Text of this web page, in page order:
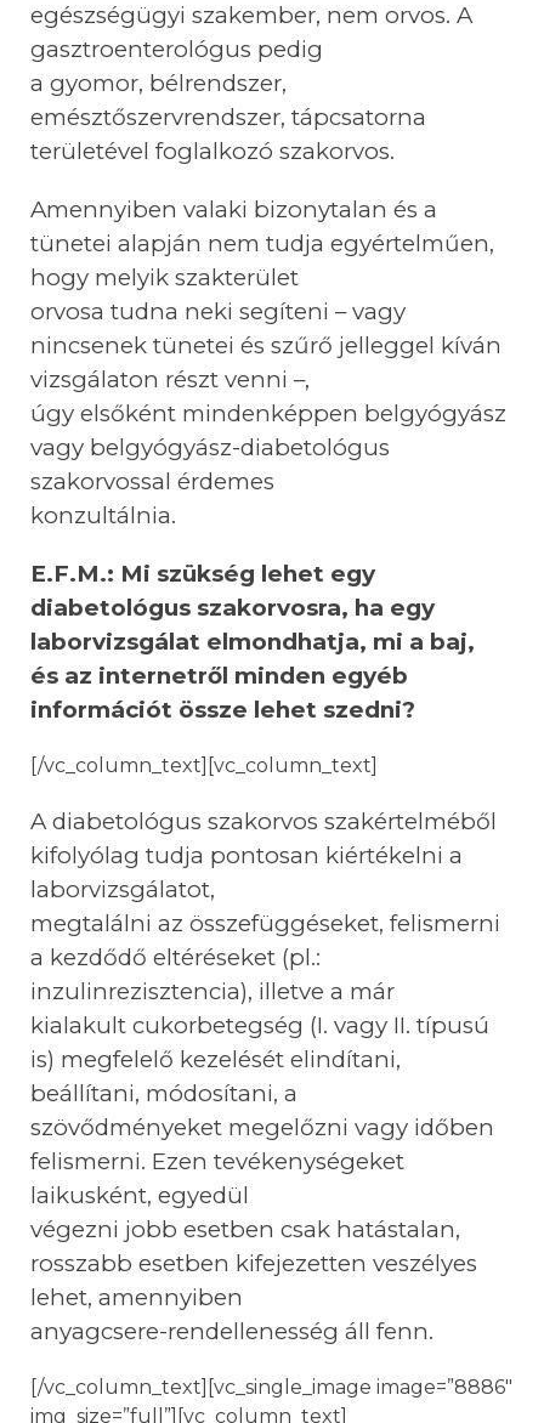
egészségügyi szakember, nem orvos. A
gasztroenterológus pedig
a gyomor, bélrendszer,
emésztőszervrendszer, tápcsatorna
területével foglalkozó szakorvos.
Amennyiben valaki bizonytalan és a
tünetei alapján nem tudja egyértelműen,
hogy melyik szakterület
orvosa tudna neki segíteni – vagy
nincsenek tünetei és szűrő jelleggel kíván
vizsgálaton részt venni –,
úgy elsőként mindenképpen belgyógyász
vagy belgyógyász-diabetológus
szakorvossal érdemes
konzultálnia.
E.F.M.: Mi szükség lehet egy
diabetológus szakorvosra, ha egy
laborvizsgálat elmondhatja, mi a baj,
és az internetről minden egyéb
információt össze lehet szedni?
[/vc_column_text][vc_column_text]
A diabetológus szakorvos szakértelméből
kifolyólag tudja pontosan kiértékelni a
laborvizsgálatot,
megtalálni az összefüggéseket, felismerni
a kezdődő eltéréseket (pl.:
inzulinrezisztencia), illetve a már
kialakult cukorbetegség (I. vagy II. típusú
is) megfelelő kezelését elindítani,
beállítani, módosítani, a
szövődményeket megelőzni vagy időben
felismerni. Ezen tevékenységeket
laikusként, egyedül
végezni jobb esetben csak hatástalan,
rosszabb esetben kifejezetten veszélyes
lehet, amennyiben
anyagcsere-rendellenesség áll fenn.
[/vc_column_text][vc_single_image image=”8886″
img_size=”full”][vc_column_text]